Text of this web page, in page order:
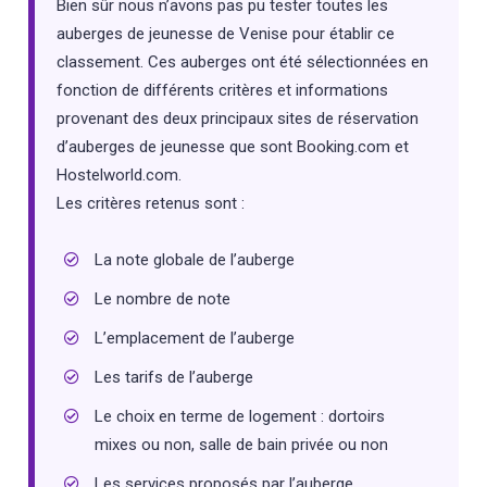
Bien sûr nous n’avons pas pu tester toutes les
auberges de jeunesse de Venise pour établir ce
classement. Ces auberges ont été sélectionnées en
fonction de différents critères et informations
provenant des deux principaux sites de réservation
d’auberges de jeunesse que sont Booking.com et
Hostelworld.com.
Les critères retenus sont :
La note globale de l’auberge
Le nombre de note
L’emplacement de l’auberge
Les tarifs de l’auberge
Le choix en terme de logement : dortoirs
mixes ou non, salle de bain privée ou non